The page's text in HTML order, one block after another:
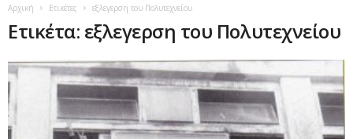
Αρχική Ετικέτες εξλεγερση του Πολυτεχνείου
Ετικέτα: εξλεγερση του Πολυτεχνείου